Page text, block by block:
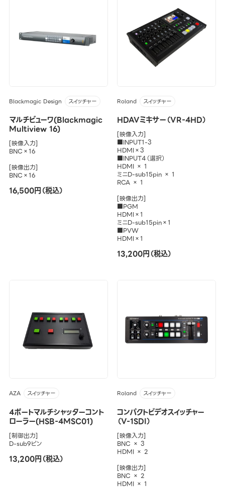
Blackmagic Design スイッチャー
マルチビューワ(Blackmagic
Multiview 16)
[映像入力]
BNC×16
[映像出力]
BNC×16
16,500円（税込）
Roland スイッチャー
HDAVミキサー（VR-4HD）
[映像入力]
■INPUT1-3
HDMI×3
■INPUT4（選択）
HDMI × 1
ミニD-sub15pin × 1
RCA × 1
[映像出力]
■PGM
HDMI×1
ミニD-sub15pin×1
■PVW
HDMI×1
13,200円（税込）
AZA スイッチャー
4ポートマルチシャッターコント
ローラー(HSB-4MSC01)
[制御出力]
D-sub9ピン
13,200円（税込）
Roland スイッチャー
コンパクトビデオスイッチャー
（V-1SDI）
[映像入力]
BNC × 3
HDMI × 2
[映像出力]
BNC × 2
HDMI × 1